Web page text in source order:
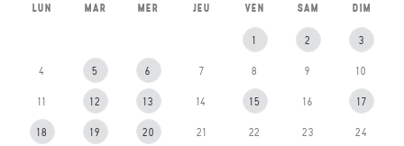
LUN MAR MER JEU VEN SAM DIM
1 2 3
4 5 6 7 8 9 10
11 12 13 14 15 16 17
18 19 20 21 22 23 24